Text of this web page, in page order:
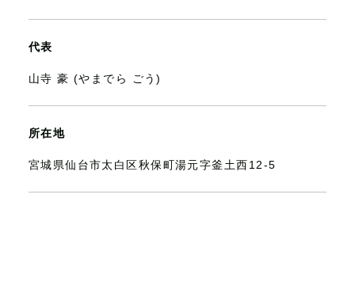
代表
山寺 豪 (やまでら ごう)
所在地
宮城県仙台市太白区秋保町湯元字釜土西12-5